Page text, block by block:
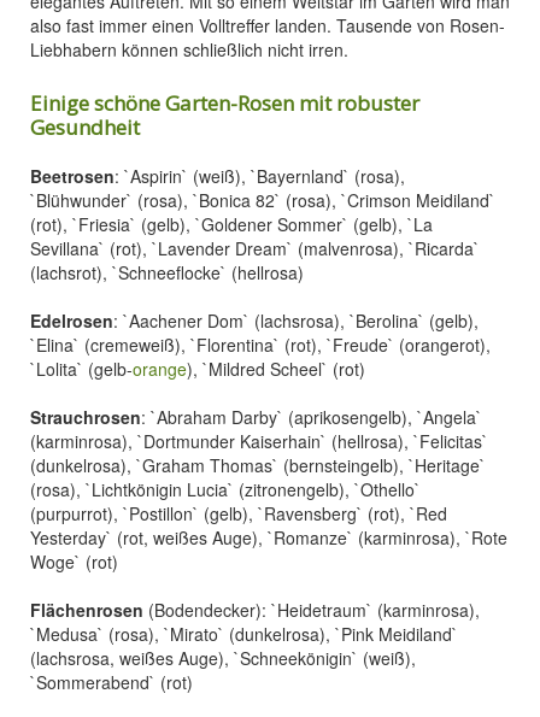
also fast immer einen Volltreffer landen. Tausende von Rosen-
Liebhabern können schließlich nicht irren.
Einige schöne Garten-Rosen mit robuster
Gesundheit
Beetrosen: `Aspirin` (weiß), `Bayernland` (rosa),
`Blühwunder` (rosa), `Bonica 82` (rosa), `Crimson Meidiland`
(rot), `Friesia` (gelb), `Goldener Sommer` (gelb), `La
Sevillana` (rot), `Lavender Dream` (malvenrosa), `Ricarda`
(lachsrot), `Schneeflocke` (hellrosa)
Edelrosen: `Aachener Dom` (lachsrosa), `Berolina` (gelb),
`Elina` (cremeweiß), `Florentina` (rot), `Freude` (orangerot),
`Lolita` (gelb-orange), `Mildred Scheel` (rot)
Strauchrosen: `Abraham Darby` (aprikosengelb), `Angela`
(karminrosa), `Dortmunder Kaiserhain` (hellrosa), `Felicitas`
(dunkelrosa), `Graham Thomas` (bernsteingelb), `Heritage`
(rosa), `Lichtkönigin Lucia` (zitronengelb), `Othello`
(purpurrot), `Postillon` (gelb), `Ravensberg` (rot), `Red
Yesterday` (rot, weißes Auge), `Romanze` (karminrosa), `Rote
Woge` (rot)
Flächenrosen (Bodendecker): `Heidetraum` (karminrosa),
`Medusa` (rosa), `Mirato` (dunkelrosa), `Pink Meidiland`
(lachsrosa, weißes Auge), `Schneekönigin` (weiß),
`Sommerabend` (rot)